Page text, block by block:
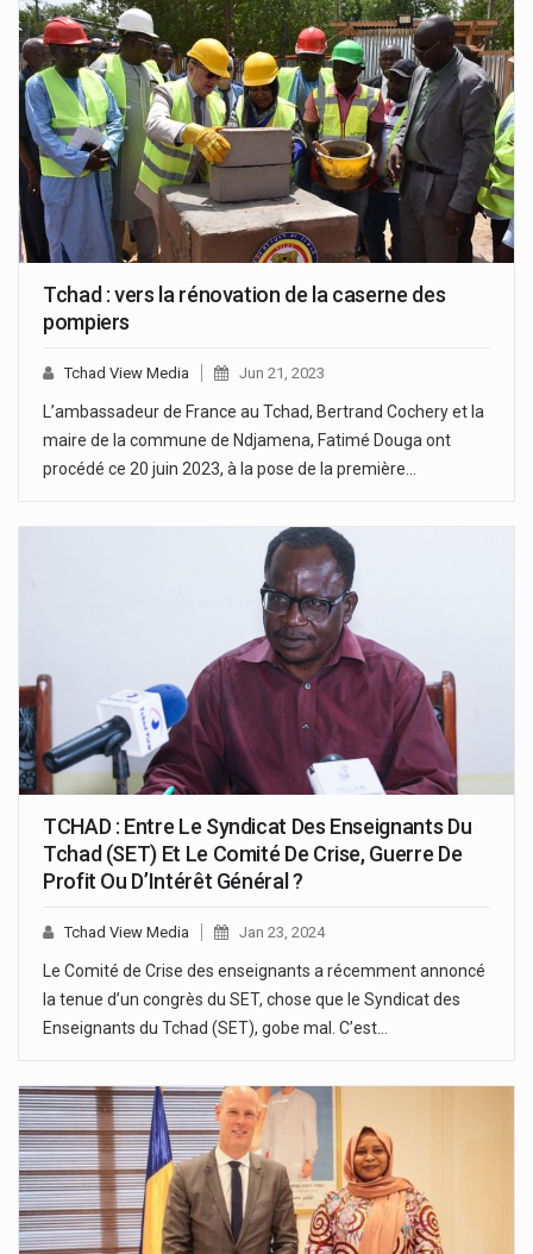
Tchad : vers la rénovation de la caserne des
pompiers
Tchad View Media Jun 21, 2023
L’ambassadeur de France au Tchad, Bertrand Cochery et la
maire de la commune de Ndjamena, Fatimé Douga ont
procédé ce 20 juin 2023, à la pose de la première…
TCHAD : Entre Le Syndicat Des Enseignants Du
Tchad (SET) Et Le Comité De Crise, Guerre De
Profit Ou D’Intérêt Général ?
Tchad View Media Jan 23, 2024
Le Comité de Crise des enseignants a récemment annoncé
la tenue d’un congrès du SET, chose que le Syndicat des
Enseignants du Tchad (SET), gobe mal. C’est…